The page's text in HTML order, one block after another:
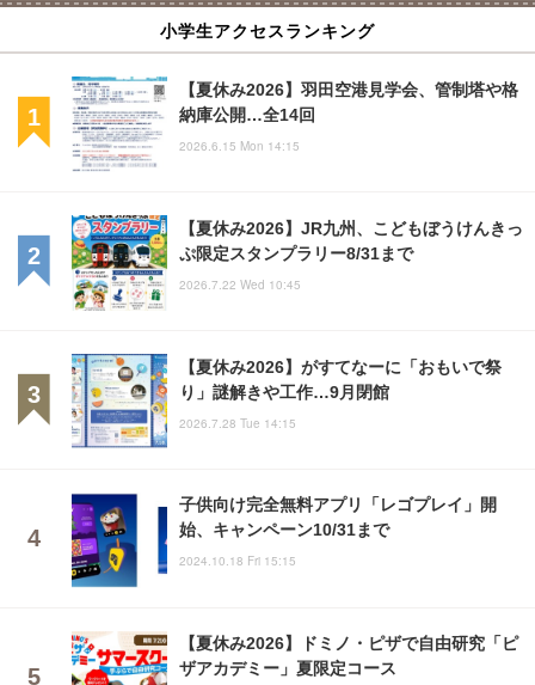
小学生アクセスランキング
【夏休み2026】羽田空港見学会、管制塔や格
納庫公開…全14回
2026.6.15 Mon 14:15
【夏休み2026】JR九州、こどもぼうけんきっ
ぷ限定スタンプラリー8/31まで
2026.7.22 Wed 10:45
【夏休み2026】がすてなーに「おもいで祭
り」謎解きや工作…9月閉館
2026.7.28 Tue 14:15
子供向け完全無料アプリ「レゴプレイ」開
始、キャンペーン10/31まで
2024.10.18 Fri 15:15
【夏休み2026】ドミノ・ピザで自由研究「ピ
ザアカデミー」夏限定コース